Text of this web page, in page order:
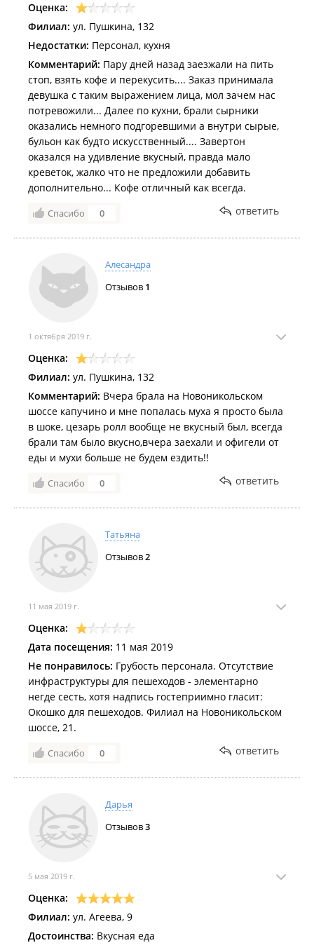
Оценка:
Филиал: ул. Пушкина, 132
Недостатки: Персонал, кухня
Комментарий: Пару дней назад заезжали на пить
стоп, взять кофе и перекусить.... Заказ принимала
девушка с таким выражением лица, мол зачем нас
потревожили... Далее по кухни, брали сырники
оказались немного подгоревшими а внутри сырые,
бульон как будто искусственный.... Завертон
оказался на удивление вкусный, правда мало
креветок, жалко что не предложили добавить
дополнительно... Кофе отличный как всегда.
Спасибо 0 ответить
Алесандра
Отзывов 1
1 октября 2019 г.
Оценка:
Филиал: ул. Пушкина, 132
Комментарий: Вчера брала на Новоникольском
шоссе капучино и мне попалась муха я просто была
в шоке, цезарь ролл вообще не вкусный был, всегда
брали там было вкусно,вчера заехали и офигели от
еды и мухи больше не будем ездить!!
Спасибо 0 ответить
Татьяна
Отзывов2
11 мая 2019 г.
Оценка:
Дата посещения: 11 мая 2019
Не понравилось: Грубость персонала. Отсутствие
инфраструктуры для пешеходов - элементарно
негде сесть, хотя надпись гостеприимно гласит:
Окошко для пешеходов. Филиал на Новоникольском
шоссе, 21.
Спасибо 0 ответить
Дарья
Отзывов3
5 мая 2019 г.
Оценка:
Филиал: ул. Агеева, 9
Достоинства: Вкусная еда